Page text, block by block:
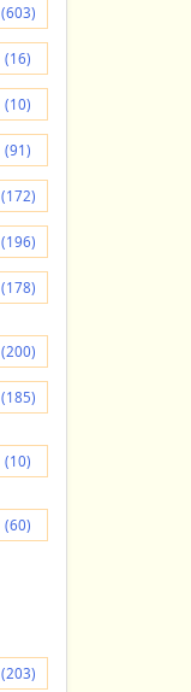
(603)
(16)
(10)
(91)
(172)
(196)
(178)
(200)
(185)
(10)
(60)
(203)